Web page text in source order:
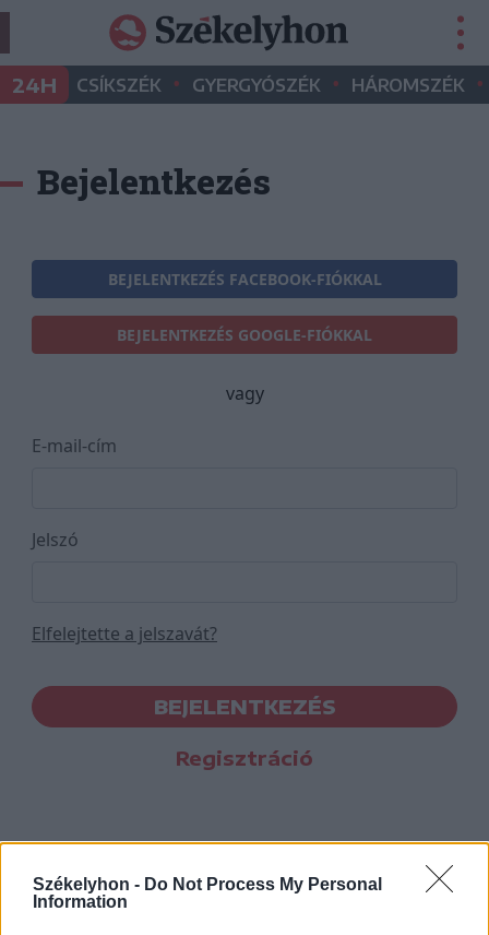
Székelyhon - Do Not Process My Personal
Information
24H CSÍKSZÉK • GYERGYÓSZÉK • HÁROMSZÉK •
Bejelentkezés
BEJELENTKEZÉS FACEBOOK-FIÓKKAL
BEJELENTKEZÉS GOOGLE-FIÓKKAL
vagy
E-mail-cím
Jelszó
Elfelejtette a jelszavát?
BEJELENTKEZÉS
Regisztráció